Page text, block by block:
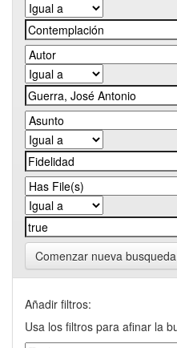
Comenzar nueva busqueda
Añadir filtros:
Usa los filtros para afinar la